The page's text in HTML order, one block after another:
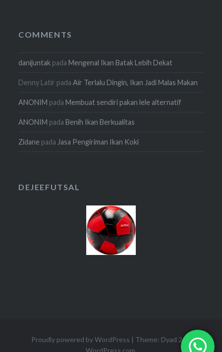
COMMENTS
danijuntak padaMengenal Ikan Batak Lebih Dekat
Denny Latir padaAir Terlalu Dingin, Ikan Jadi Malas Makan
ANONIM padaMembuat sendiri pakan lele alternatif
ANONIM padaBenih Ikan Berkualitas
Zidane padaJasa Pengiriman Ikan Koki
DEJEEFUTSAL
Proudly powered by WordPress | Theme: Dyad 2 by